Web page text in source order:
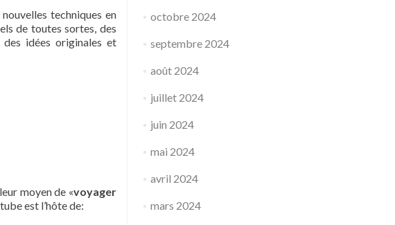
techniques en
de toutes sortes, des
idées originales et
moyen de «voyager
est l’hôte de:
octobre 2024
septembre 2024
août 2024
juillet 2024
juin 2024
mai 2024
avril 2024
mars 2024